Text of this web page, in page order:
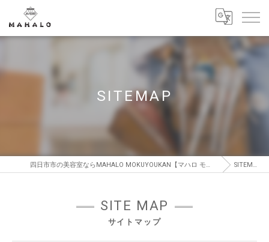
SITEMAP
四日市市の美容室ならMAHALO MOKUYOUKAN【マハロ モクヨウカン】 SITEMAP
サイトマップ
SITE MAP